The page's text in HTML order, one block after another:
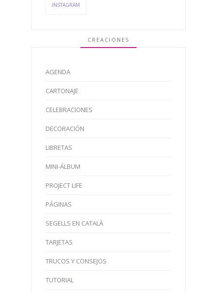
INSTAGRAM
CREACIONES
AGENDA
CARTONAJE
CELEBRACIONES
DECORACIÓN
LIBRETAS
MINI-ÁLBUM
PROJECT LIFE
PÁGINAS
SEGELLS EN CATALÀ
TARJETAS
TRUCOS Y CONSEJOS
TUTORIAL